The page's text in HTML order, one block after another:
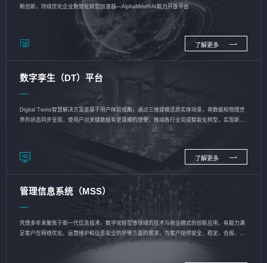
断创新，持续优化企业数智化转型加速器—AlphaMind®AI能力开放平台
了解更多
数字孪生（DT）平台
Digital Twins智慧解决方案是基于用户体验视角，通过三维建模还原实体场景，将数据和物理世
界的状态同步呈现，使用户对关键数据有更直观的感受，推动各行业完成智能化转型，实现新旧
了解更多
管理信息系统（MSS）
凭借多年来聚焦于新一代信息技术、数字化转型等领域的技术与商业模式的创新应用，有能力满
足客户在网络优化、运营维护和信息安全防护等方面的需求，为客户提供安全、稳定、合规、持